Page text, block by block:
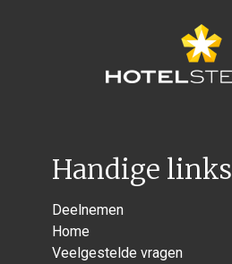
Handige links
Deelnemen
Home
Veelgestelde vragen